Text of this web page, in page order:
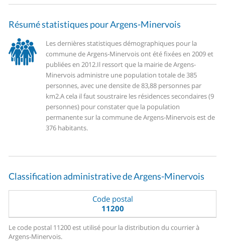
Résumé statistiques pour Argens-Minervois
Les dernières statistiques démographiques pour la
commune de Argens-Minervois ont été fixées en 2009 et
publiées en 2012.Il ressort que la mairie de Argens-
Minervois administre une population totale de 385
personnes, avec une densite de 83,88 personnes par
km2.A cela il faut soustraire les résidences secondaires (9
personnes) pour constater que la population
permanente sur la commune de Argens-Minervois est de
376 habitants.
Classification administrative de Argens-Minervois
Code postal
11200
Le code postal 11200 est utilisé pour la distribution du courrier à
Argens-Minervois.